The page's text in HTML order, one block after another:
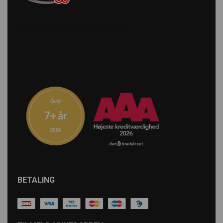
Scanbolt er mere end blot en leverandør af reservedele
og tilbehør; vi er din pålidelige partner i byggebranchen.
Vi stræber efter at gøre dit arbejde lettere ved at levere
de rigtige produkter til tiden, hver gang. Vælg Scanbolt
som din partner og oplev forskellen, vi kan gøre for din
BETALING